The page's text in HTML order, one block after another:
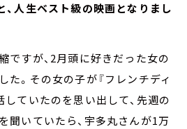
、人生ベスト級の映画となりまし
ですが、2月頭に好きだった女の
た。その女の子が『フレンチディ
していたのを思い出して、先週の
聞いていたら、宇多丸さんが1万